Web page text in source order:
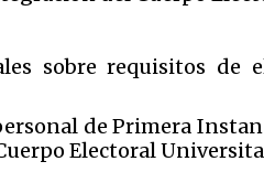
sobre requisitos
de Primera
Electoral